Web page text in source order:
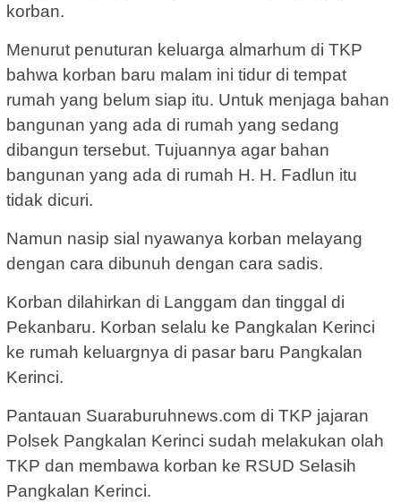
korban.
Menurut penuturan keluarga almarhum di TKP
bahwa korban baru malam ini tidur di tempat
rumah yang belum siap itu. Untuk menjaga bahan
bangunan yang ada di rumah yang sedang
dibangun tersebut. Tujuannya agar bahan
bangunan yang ada di rumah H. H. Fadlun itu
tidak dicuri.
Namun nasip sial nyawanya korban melayang
dengan cara dibunuh dengan cara sadis.
Korban dilahirkan di Langgam dan tinggal di
Pekanbaru. Korban selalu ke Pangkalan Kerinci
ke rumah keluargnya di pasar baru Pangkalan
Kerinci.
Pantauan Suaraburuhnews.com di TKP jajaran
Polsek Pangkalan Kerinci sudah melakukan olah
TKP dan membawa korban ke RSUD Selasih
Pangkalan Kerinci.